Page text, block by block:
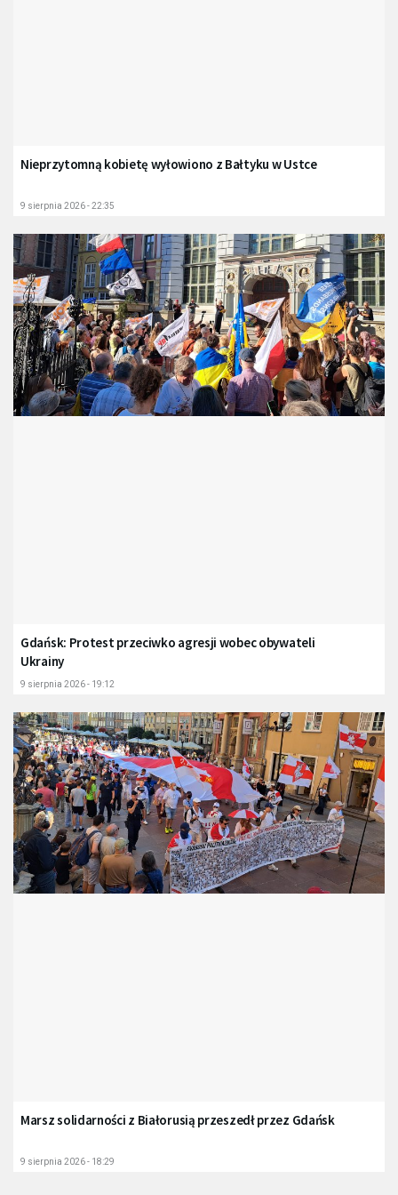
Nieprzytomną kobietę wyłowiono z Bałtyku w Ustce
9 sierpnia 2026 - 22:35
Gdańsk: Protest przeciwko agresji wobec obywateli
Ukrainy
9 sierpnia 2026 - 19:12
Marsz solidarności z Białorusią przeszedł przez Gdańsk
9 sierpnia 2026 - 18:29